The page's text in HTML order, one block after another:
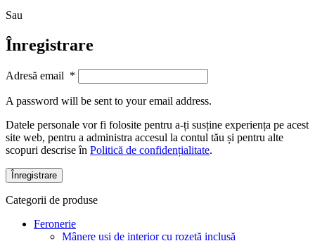
Sau
Înregistrare
Adresă email *
A password will be sent to your email address.
Datele personale vor fi folosite pentru a-ți susține experiența pe acest
site web, pentru a administra accesul la contul tău și pentru alte
scopuri descrise în Politică de confidențialitate.
Înregistrare
Categorii de produse
Feronerie
Mânere uși de interior cu rozetă inclusă